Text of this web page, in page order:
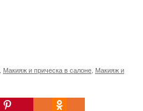
Макияж и прическа в салоне Макияж и